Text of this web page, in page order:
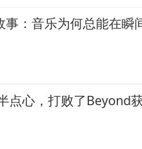
事：音乐为何总能在瞬
点心，打败了Beyond